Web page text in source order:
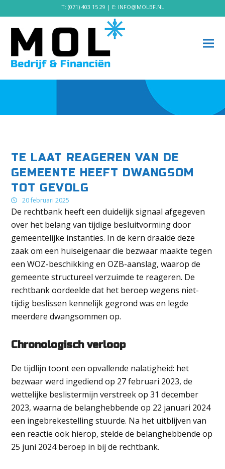
T: (071) 403 15 29 | E: INFO@MOLBF.NL
TE LAAT REAGEREN VAN DE
GEMEENTE HEEFT DWANGSOM
TOT GEVOLG
20 februari 2025
De rechtbank heeft een duidelijk signaal afgegeven
over het belang van tijdige besluitvorming door
gemeentelijke instanties. In de kern draaide deze
zaak om een huiseigenaar die bezwaar maakte tegen
een WOZ-beschikking en OZB-aanslag, waarop de
gemeente structureel verzuimde te reageren. De
rechtbank oordeelde dat het beroep wegens niet-
tijdig beslissen kennelijk gegrond was en legde
meerdere dwangsommen op.
Chronologisch verloop
De tijdlijn toont een opvallende nalatigheid: het
bezwaar werd ingediend op 27 februari 2023, de
wettelijke beslistermijn verstreek op 31 december
2023, waarna de belanghebbende op 22 januari 2024
een ingebrekestelling stuurde. Na het uitblijven van
een reactie ook hierop, stelde de belanghebbende op
25 juni 2024 beroep in bij de rechtbank.